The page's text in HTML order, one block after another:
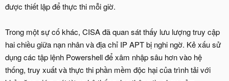
được thiết lập để thực thi mỗi giờ.
Trong một sự cố khác, CISA đã quan sát thấy lưu lượng truy cập
hai chiều giữa nạn nhân và địa chỉ IP APT bị nghi ngờ. Kẻ xấu sử
dụng các tập lệnh Powershell để xâm nhập sâu hơn vào hệ
thống, truy xuất và thực thi phần mềm độc hại của trình tải với